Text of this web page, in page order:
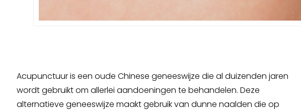
Acupunctuur is een oude Chinese geneeswijze die al duizenden jaren
wordt gebruikt om allerlei aandoeningen te behandelen. Deze
alternatieve geneeswijze maakt gebruik van dunne naalden die op